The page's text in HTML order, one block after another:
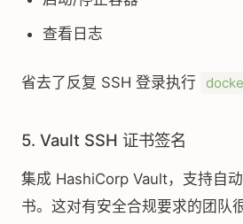
查看日志
省去了反复 SSH 登录执行
5. Vault SSH 证书签名
集成 HashiCorp Vault，支持自
书。这对有安全合规要求的团